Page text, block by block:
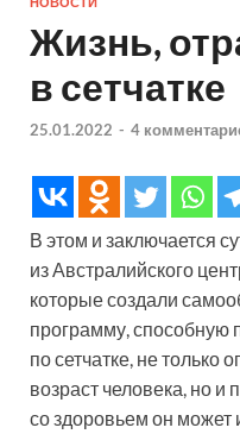
Жизнь,
в сетчатке
25.01.2022 - 4
В этом и заключается
из Австралийского
которые создали
программу, способную
по сетчатке, не только
возраст человека, но и
со здоровьем он